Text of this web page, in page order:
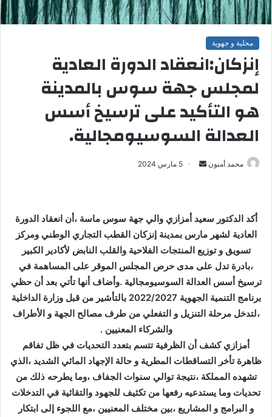
محلية و جهوية
إنزكان:انعقاد الدورة العادية
لمجلس جهة سوس بالمدينة
هو التأكيد على ترسيخ أسس
العدالة السوسيومجالية.
محمد أمنون
ب
ر
ي
د
ا
إ
ن
ي
ا
5 مارس 2024
أكد الدكتور سعيد أمزازي والي جهة سوس ماسة ،أن انعقاد الدورة
العادية لشهر مارس بمدينة إنزكان القطب التجاري الوطني ومركز
تسويق و توزيع المنتجات الفلاحية والقلب النابض لأكادير الكبير
،بادرة تدل على مدى حرص المجلس الموقر على المساهمة في
ترسيخ أسس العدالة السوسيومجالية .وأضاف أنها تأتي بعد أن حظي
برنامج التنمية الجهوية 2022/2027 بالتأشير من قبل وزارة الداخلية
،لتدخل مرحلة التنزيل و التفعلي من طرف مصالح الجهة و الأطراف
والشركاء المعنيين .
أمزازي كشف أن الظرفية تتسم بتعدد التحديات في ظل تفاقم
ظاهرة تأخر التساقطات المطرية و حالة الإجهاد المائي الشديد ،الذي
تشهده المملكة ،نتيجة توالي سنوات الجفاف ،وما يطرحه ذلك من
تحديات وما يستدعيه رفعها من تكثيف للجهود والتقائية في التدخلات
و البرامج و المشاريع ،بين مختلف المعنيين ،مع اللجوء إلى ابتكار